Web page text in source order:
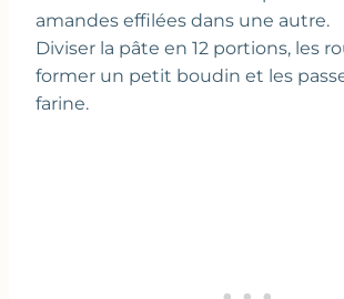
amandes effilées dans une autre.
Diviser la pâte en 12 portions, les
former un petit boudin et les
farine.